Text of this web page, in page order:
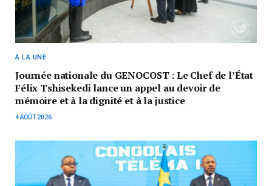
A LA UNE
Journée nationale du GENOCOST : Le Chef de l’État
Félix Tshisekedi lance un appel au devoir de
mémoire et à la dignité et à la justice
4 AOÛT 2026